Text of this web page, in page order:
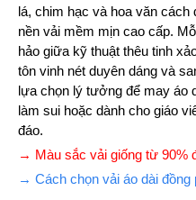
lá, chim hạc và hoa văn
nền vải mềm mịn cao cấp.
hảo giữa kỹ thuật thêu tinh
tôn vinh nét duyên dáng và
lựa chọn lý tưởng để may áo
làm sui hoặc dành cho giáo
đáo.
→ Màu sắc vải giống từ 90%
→ Cách chọn vải áo dài đồng